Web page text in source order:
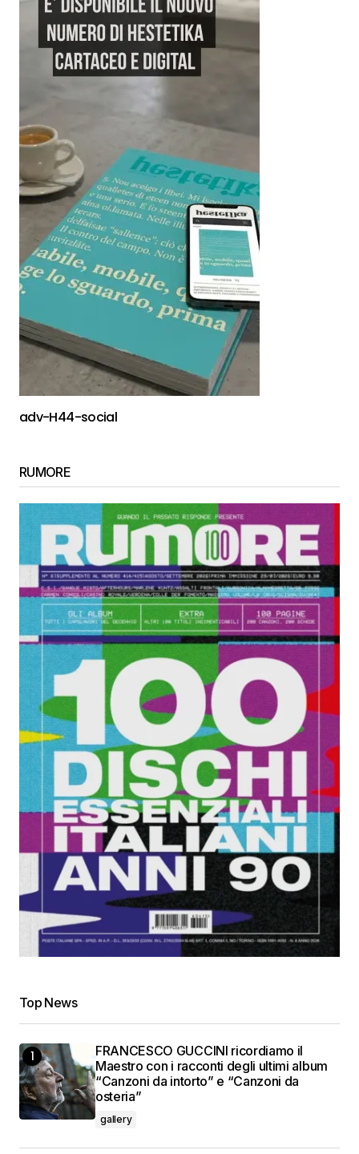
adv-H44-social
RUMORE
Top News
FRANCESCO GUCCINI ricordiamo il
Maestro con i racconti degli ultimi album
“Canzoni da intorto” e “Canzoni da
osteria”
gallery